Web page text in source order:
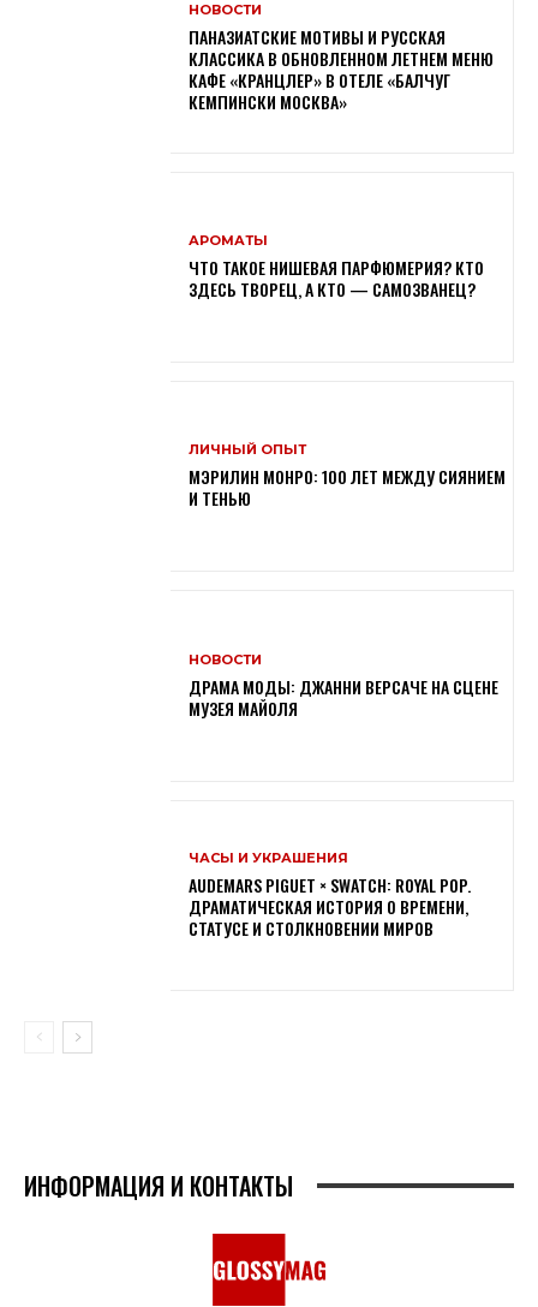
НОВОСТИ
ПАНАЗИАТСКИЕ МОТИВЫ И РУССКАЯ
КЛАССИКА В ОБНОВЛЕННОМ ЛЕТНЕМ МЕНЮ
КАФЕ «КРАНЦЛЕР» В ОТЕЛЕ «БАЛЧУГ
КЕМПИНСКИ МОСКВА»
АРОМАТЫ
ЧТО ТАКОЕ НИШЕВАЯ ПАРФЮМЕРИЯ? КТО
ЗДЕСЬ ТВОРЕЦ, А КТО — САМОЗВАНЕЦ?
ЛИЧНЫЙ ОПЫТ
МЭРИЛИН МОНРО: 100 ЛЕТ МЕЖДУ СИЯНИЕМ
И ТЕНЬЮ
НОВОСТИ
ДРАМА МОДЫ: ДЖАННИ ВЕРСАЧЕ НА СЦЕНЕ
МУЗЕЯ МАЙОЛЯ
ЧАСЫ И УКРАШЕНИЯ
AUDEMARS PIGUET × SWATCH: ROYAL POP.
ДРАМАТИЧЕСКАЯ ИСТОРИЯ О ВРЕМЕНИ,
СТАТУСЕ И СТОЛКНОВЕНИИ МИРОВ
ИНФОРМАЦИЯ И КОНТАКТЫ